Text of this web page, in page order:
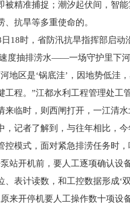
被精准捕捉；潮汐起伏间，智
、抗旱等多重使命的。
日18时，省防汛抗旱指挥部启
度抽排涝水——一场守护里下河
地区是‘锅底洼’，因地势低洼
工程。”江都水利工程管理处工
来临时，则西闸打开，一江清水
，记者了解到，与往年相比，
控模式，面对紧急排涝任务时，
站开机前，要人工逐项确认设
、表计读数，和工控数据形成‘
来开停机要人工操作数十项设